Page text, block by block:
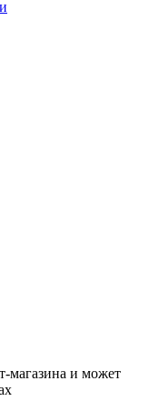
магазина и может